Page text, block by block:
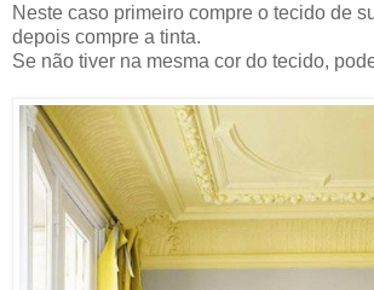
Neste caso primeiro compre o tecido de
depois compre a tinta.
Se não tiver na mesma cor do tecido,